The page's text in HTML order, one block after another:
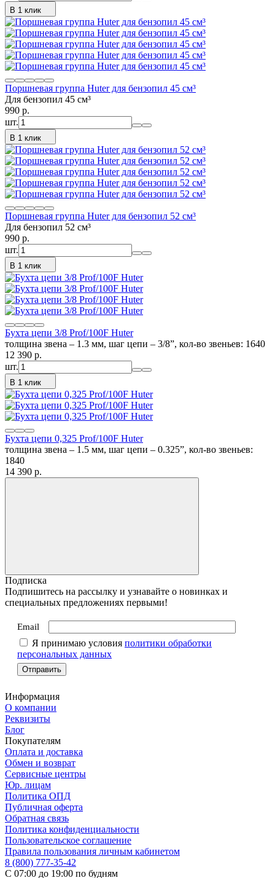
В 1 клик
Поршневая группа Huter для бензопил 45 см³
Для бензопил 45 см³
990 p.
шт.
В 1 клик
Поршневая группа Huter для бензопил 52 см³
Для бензопил 52 см³
990 p.
шт.
В 1 клик
Бухта цепи 3/8 Prof/100F Huter
толщина звена – 1.3 мм, шаг цепи – 3/8”, кол-во звеньев: 1640
12 390 p.
шт.
В 1 клик
Бухта цепи 0,325 Prof/100F Huter
толщина звена – 1.5 мм, шаг цепи – 0.325”, кол-во звеньев:
1840
14 390 p.
Подписка
Подпишитесь на рассылку и узнавайте о новинках и
специальных предложениях первыми!
Email
Я принимаю условия политики обработки
персональных данных
Информация
О компании
Реквизиты
Блог
Покупателям
Оплата и доставка
Обмен и возврат
Сервисные центры
Юр. лицам
Политика ОПД
Публичная оферта
Обратная связь
Политика конфиденциальности
Пользовательское соглашение
Правила пользования личным кабинетом
8 (800) 777-35-42
С 07:00 до 19:00 по будням